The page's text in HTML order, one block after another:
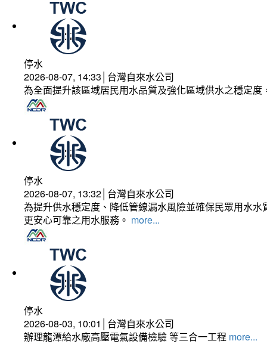
停水
2026-08-07, 14:33│台灣自來水公司
為全面提升該區域居民用水品質及強化區域供水之穩定
停水
2026-08-07, 13:32│台灣自來水公司
為提升供水穩定度、降低管線漏水風險並確保民眾用水
更安心可靠之用水服務。 more...
停水
2026-08-03, 10:01│台灣自來水公司
辦理龍潭給水廠高壓電氣設備檢驗 等三合一工程 more...